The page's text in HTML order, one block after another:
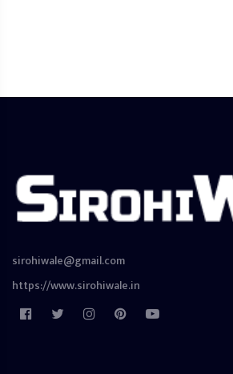
sirohiwale@gmail.com
https://www.sirohiwale.in